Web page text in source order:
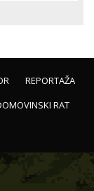
REPORTAŽA
RAT